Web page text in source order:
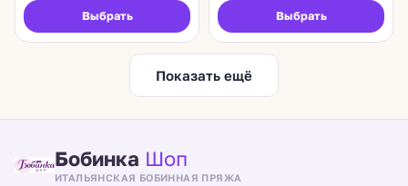
Выбрать Выбрать
Показать ещё
Бобинка Шоп
ИТАЛЬЯНСКАЯ БОБИННАЯ ПРЯЖА